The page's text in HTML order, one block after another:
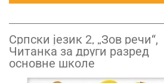
Српски језик 2, „Зов речи“,
Читанка за други разред
основне школе